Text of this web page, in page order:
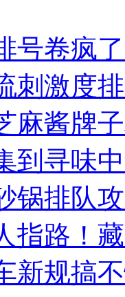
号卷疯
刺激度
麻酱牌
到寻味
锅排队
指路！
新规搞